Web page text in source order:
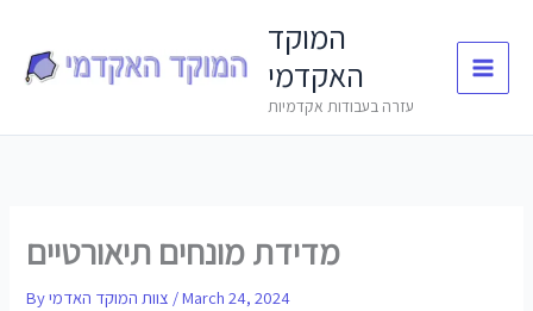
content
המוקד
האקדמי
עזרה בעבודות אקדמיות
מדידת מונחים תיאורטיים
By /March 24, 2024